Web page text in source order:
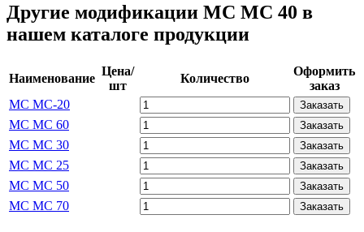
Другие модификации МС МС 40 в
нашем каталоге продукции
Наименование
Цена/
шт
Количество
Оформить
заказ
МС МС-20
Заказать
МС МС 60 Заказать
МС МС 30 Заказать
МС МС 25 Заказать
МС МС 50 Заказать
МС МС 70 Заказать